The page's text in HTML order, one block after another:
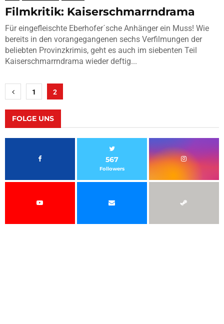
Filmkritik: Kaiserschmarrndrama
Für eingefleischte Eberhofer´sche Anhänger ein Muss! Wie
bereits in den vorangegangenen sechs Verfilmungen der
beliebten Provinzkrimis, geht es auch im siebenten Teil
Kaiserschmarrndrama wieder deftig...
Seitennummerierung
der
Beiträge
1 2
FOLGE UNS
567
Followers